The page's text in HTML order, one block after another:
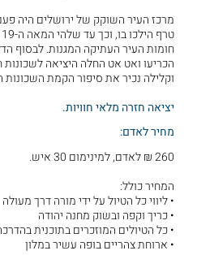
מרכז העיר השוקק של ירושלים היה
חומות העיר העתיקה המגנות. לבסוף
הכריעו ואט אט החלה היציאה
וקלילה נכיר את סיפור הקמת
יציאה חזרה מלאי חוויות.
מחיר לאדם:
260 ₪ לאדם, למינימום 30 איש.
המחיר כולל:
• ליווי כל הטיול על ידי מורה דרך מעולה
• כריך וקפה ובשוק מחנה יהודה
• כל הטיולים המוזכרים בתוכנית
• ארוחת צהריים בופה עשיר במלון